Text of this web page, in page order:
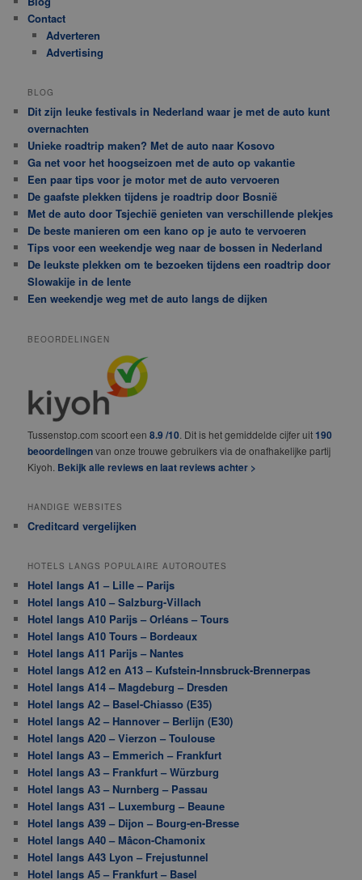
Contact
Adverteren
Advertising
BLOG
Dit zijn leuke festivals in Nederland waar je met de auto kunt
overnachten
Unieke roadtrip maken? Met de auto naar Kosovo
Ga net voor het hoogseizoen met de auto op vakantie
Een paar tips voor je motor met de auto vervoeren
De gaafste plekken tijdens je roadtrip door Bosnië
Met de auto door Tsjechië genieten van verschillende plekjes
De beste manieren om een kano op je auto te vervoeren
Tips voor een weekendje weg naar de bossen in Nederland
De leukste plekken om te bezoeken tijdens een roadtrip door
Slowakije in de lente
Een weekendje weg met de auto langs de dijken
BEOORDELINGEN
Tussenstop.com scoort een8.9 /10 . Dit is het gemiddelde cijfer uit 190
beoordelingenvan onze trouwe gebruikers via de onafhakelijke partij
Kiyoh. Bekijk alle reviews en laat reviews achter >
HANDIGE WEBSITES
Creditcard vergelijken
HOTELS LANGS POPULAIRE AUTOROUTES
Hotel langs A1 – Lille – Parijs
Hotel langs A10 – Salzburg-Villach
Hotel langs A10 Parijs – Orléans – Tours
Hotel langs A10 Tours – Bordeaux
Hotel langs A11 Parijs – Nantes
Hotel langs A12 en A13 – Kufstein-Innsbruck-Brennerpas
Hotel langs A14 – Magdeburg – Dresden
Hotel langs A2 – Basel-Chiasso (E35)
Hotel langs A2 – Hannover – Berlijn (E30)
Hotel langs A20 – Vierzon – Toulouse
Hotel langs A3 – Emmerich – Frankfurt
Hotel langs A3 – Frankfurt – Würzburg
Hotel langs A3 – Nurnberg – Passau
Hotel langs A31 – Luxemburg – Beaune
Hotel langs A39 – Dijon – Bourg-en-Bresse
Hotel langs A40 – Mâcon-Chamonix
Hotel langs A43 Lyon – Frejustunnel
Hotel langs A5 – Frankfurt – Basel